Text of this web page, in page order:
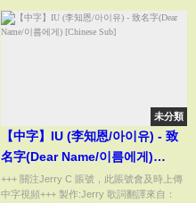
未分類
【中字】IU (李知恩/아이유) - 致
名字(Dear Name/이름에게)
[Chinese Sub]
+++ 關注Jerry C 賬號，此賬號會及時上傳
中字視頻+++ 製作:Jerry 歌詞翻譯來自：